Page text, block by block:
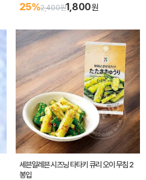
25%2,400원1,800원
세븐일레븐 시즈닝 타타키 큐리 오이 무침 2
봉입